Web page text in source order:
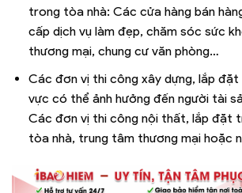
trong tòa nhà: Các cửa hàng bán
cấp dịch vụ làm đẹp, chăm sóc sức
thương mại, chung cư văn phòng…
Các đơn vị thi công xây dựng, lắp
vực có thể ảnh hưởng đến người tài
Các đơn vị thi công nội thất, lắp đặt
tòa nhà, trung tâm thương mại hoặc